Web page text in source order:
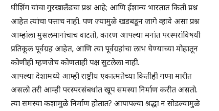
घीशिंग यांचा गुरखालँडचा प्रश्न आहे; आणि ईशान्य भारतात किती प्रश्न
आहेत त्यांचा पत्ताच नाही. पण ज्यामुळे खडबडून जागे व्हावे असा प्रश्न
आम्हांला मुसलमानांचाच वाटतो, कारण आपल्या मनांत परस्परांविषयी
प्रतिकूल पूर्वग्रह आहेत, आणि त्या पूर्वग्रहांचा लाभ घेण्याच्या मोहातून
कोणीही म्हणजेच कोणताही पक्ष सुटलेला नाही.
आपल्या देशामध्ये आम्ही राष्ट्रीय एकात्मतेच्या कितीही गप्पा मारीत
असलो तरी आम्ही परस्परसंबधांत खूप समस्या निर्माण करीत असतो.
त्या समस्या कशामुळे निर्माण होतात? आपापल्या श्रद्धा न सोडल्यामुळे